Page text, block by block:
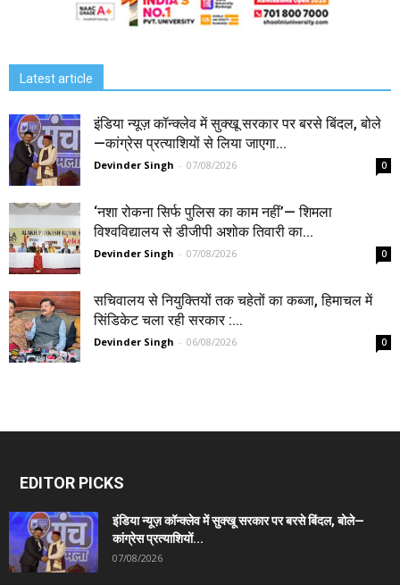
Latest article
इंडिया न्यूज़ कॉन्क्लेव में सुक्खू सरकार पर बरसे बिंदल, बोले
—कांग्रेस प्रत्याशियों से लिया जाएगा...
Devinder Singh - 07/08/2026 0
‘नशा रोकना सिर्फ पुलिस का काम नहीं’— शिमला
विश्वविद्यालय से डीजीपी अशोक तिवारी का...
Devinder Singh - 07/08/2026 0
सचिवालय से नियुक्तियों तक चहेतों का कब्जा, हिमाचल में
सिंडिकेट चला रही सरकार :...
Devinder Singh - 06/08/2026 0
EDITOR PICKS
इंडिया न्यूज़ कॉन्क्लेव में सुक्खू सरकार पर बरसे बिंदल, बोले—
कांग्रेस प्रत्याशियों...
07/08/2026